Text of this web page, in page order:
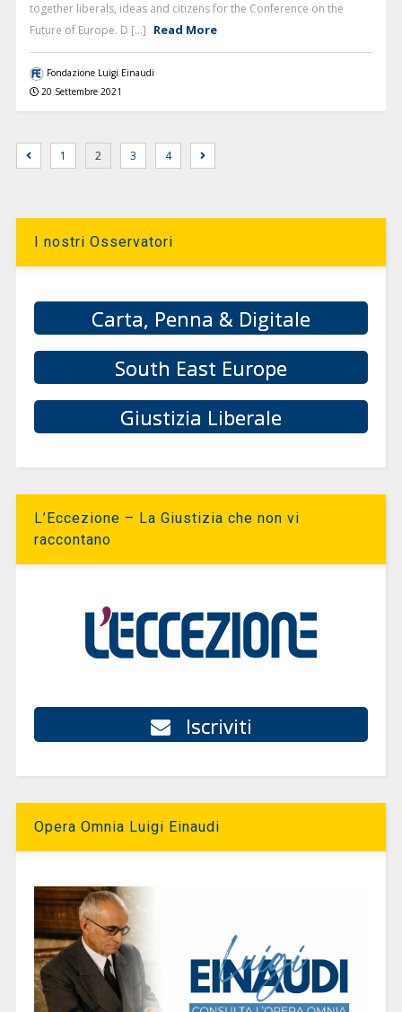
together liberals, ideas and citizens for the Conference on the
Future of Europe. D [...] Read More
Fondazione Luigi Einaudi
20 Settembre 2021
1 2 3 4
I nostri Osservatori
Carta, Penna & Digitale
South East Europe
Giustizia Liberale
L’Eccezione – La Giustizia che non vi
raccontano
Iscriviti
Opera Omnia Luigi Einaudi